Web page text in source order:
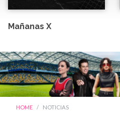
Mañanas X
HOME NOTICIAS